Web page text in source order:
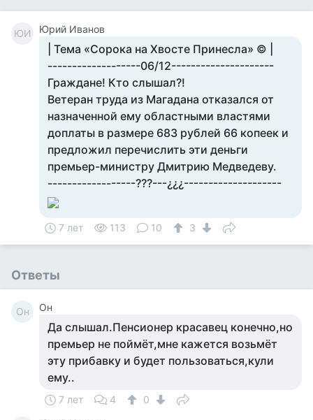
ЮИ Юрий Иванов
| Тема «Сорока на Хвосте Принесла» © |
-------------------06/12---------------------
Граждане! Кто слышал?!
Ветеран труда из Магадана отказался от
назначенной ему областными властями
доплаты в размере 683 рублей 66 копеек и
предложил перечислить эти деньги
премьер-министру Дмитрию Медведеву.
------------------???---¿¿¿--------------------
7 лет 113 10 3
Ответы
Он Он
Да слышал.Пенсионер красавец конечно,но
премьер не поймёт,мне кажется возьмёт
эту прибавку и будет пользоваться,кули
ему..
7 лет 4 0